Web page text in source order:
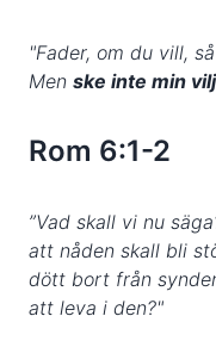
"Fader, om du vill,
Men ske inte min
Rom 6:1-2
”Vad skall vi nu
att nåden skall bli
dött bort från
att leva i den?"